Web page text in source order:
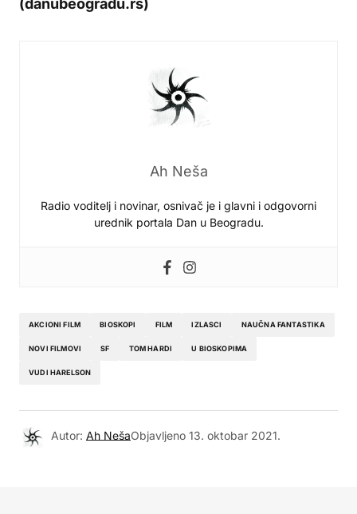
(danubeogradu.rs)
Ah Neša
Radio voditelj i novinar, osnivač je i glavni i odgovorni
urednik portala Dan u Beogradu.
AKCIONI FILM BIOSKOPI FILM IZLASCI NAUČNA FANTASTIKA
NOVI FILMOVI SF TOM HARDI U BIOSKOPIMA
VUDI HARELSON
Autor: Ah NešaObjavljeno 13. oktobar 2021.